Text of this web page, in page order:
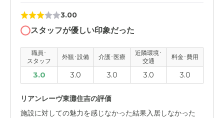
かといったことが懸念されました。
近隣環境や交通アクセスについて
がなく、車いすが利用できない。
料金費用について
介護施設としてはスタッフが少なく感じ、サービスの面に
不満を感じるのでやや高いと思います。
3.00
スタッフが優しい印象だった
職員･
スタッフ
外観･設備 介護･医療
近隣環境･
交通
料金･費用
3.0 3.0 3.0 3.0 3.0
リアンレーヴ東灘住吉の評価
施設に対しての魅力を感じなかった結果入居しなかった